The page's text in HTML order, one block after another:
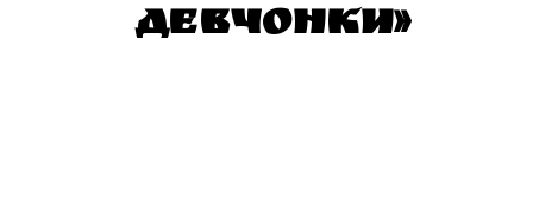
девчонки»